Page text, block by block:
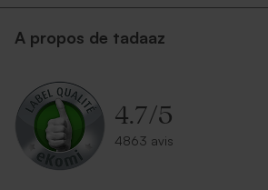
A propos de tadaaz
4.7/5
4863 avis